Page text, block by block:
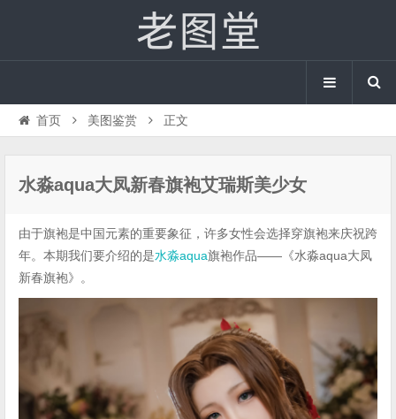
首页 美图鉴赏 正文
水淼aqua大凤新春旗袍艾瑞斯美少女
由于旗袍是中国元素的重要象征，许多女性会选择穿旗袍来庆祝跨
年。本期我们要介绍的是水淼aqua旗袍作品——《水淼aqua大凤
新春旗袍》。